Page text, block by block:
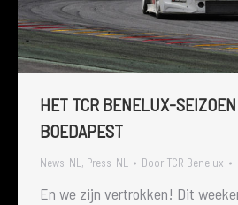
HET TCR BENELUX-
BOEDAPEST
News-NL , Press-NL Door TCR Benelux
En we zijn vertrokken! Dit